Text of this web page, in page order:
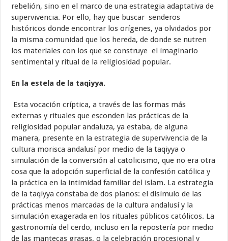
rebelión, sino en el marco de una estrategia adaptativa de
supervivencia. Por ello, hay que buscar senderos
históricos donde encontrar los orígenes, ya olvidados por
la misma comunidad que los hereda, de donde se nutren
los materiales con los que se construye el imaginario
sentimental y ritual de la religiosidad popular.
En la estela de la taqiyya.
Esta vocación críptica, a través de las formas más
externas y rituales que esconden las prácticas de la
religiosidad popular andaluza, ya estaba, de alguna
manera, presente en la estrategia de supervivencia de la
cultura morisca andalusí por medio de la taqiyya o
simulación de la conversión al catolicismo, que no era otra
cosa que la adopción superficial de la confesión católica y
la práctica en la intimidad familiar del islam. La estrategia
de la taqiyya constaba de dos planos: el disimulo de las
prácticas menos marcadas de la cultura andalusí y la
simulación exagerada en los rituales públicos católicos. La
gastronomía del cerdo, incluso en la repostería por medio
de las mantecas grasas, o la celebración procesional y